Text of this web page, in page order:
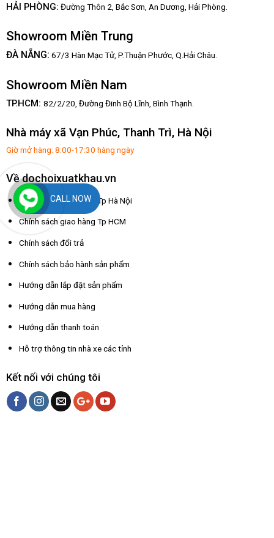
HẢI PHÒNG: Đường Thôn 2, Bắc Sơn, An Dương, Hải Phòng.
Showroom Miền Trung
ĐÀ NẴNG: 67/3 Hàn Mạc Tử, P.Thuận Phước, Q.Hải Châu.
Showroom Miền Nam
TP.HCM: 82/2/20, Đường Đinh Bộ Lĩnh, Bình Thạnh.
Nhà máy xã Vạn Phúc, Thanh Trì, Hà Nội
Giờ mở hàng: 8:00-17:30 hàng ngày
Về dochoixuatkhau.vn
Chính sách giao hàng Tp Hà Nội
Chính sách giao hàng Tp HCM
Chính sách đổi trả
Chính sách bảo hành sản phẩm
Hướng dẫn lắp đặt sản phẩm
Hướng dẫn mua hàng
Hướng dẫn thanh toán
Hỗ trợ thông tin nhà xe các tỉnh
Kết nối với chúng tôi
CALL NOW